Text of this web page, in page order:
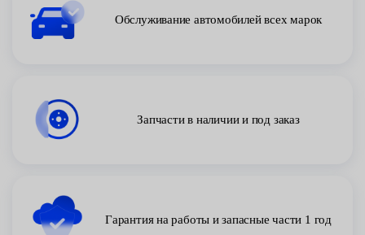
Обслуживание автомобилей всех марок
Запчасти в наличии и под заказ
Гарантия на работы и запасные части 1 год